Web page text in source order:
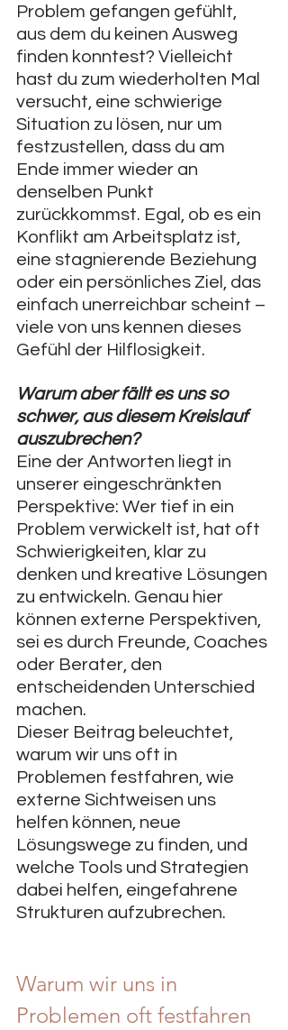
Problem gefangen gefühlt,
aus dem du keinen Ausweg
finden konntest? Vielleicht
hast du zum wiederholten Mal
versucht, eine schwierige
Situation zu lösen, nur um
festzustellen, dass du am
Ende immer wieder an
denselben Punkt
zurückkommst. Egal, ob es ein
Konflikt am Arbeitsplatz ist,
eine stagnierende Beziehung
oder ein persönliches Ziel, das
einfach unerreichbar scheint –
viele von uns kennen dieses
Gefühl der Hilflosigkeit.
Warum aber fällt es uns so
schwer, aus diesem Kreislauf
auszubrechen?
Eine der Antworten liegt in
unserer eingeschränkten
Perspektive: Wer tief in ein
Problem verwickelt ist, hat oft
Schwierigkeiten, klar zu
denken und kreative Lösungen
zu entwickeln. Genau hier
können externe Perspektiven,
sei es durch Freunde, Coaches
oder Berater, den
entscheidenden Unterschied
machen.
Dieser Beitrag beleuchtet,
warum wir uns oft in
Problemen festfahren, wie
externe Sichtweisen uns
helfen können, neue
Lösungswege zu finden, und
welche Tools und Strategien
dabei helfen, eingefahrene
Strukturen aufzubrechen.
Warum wir uns in
Problemen oft festfahren